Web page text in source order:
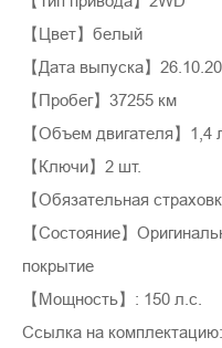
【Цвет】белый
【Дата выпуска】
【Пробег】37255 км
【Объем двигателя】1,4
【Ключи】2 шт.
【Обязательная
【Состояние】
покрытие
【Мощность】: 150 л.с.
Ссылка на комплектацию: